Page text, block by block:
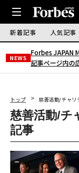
新着記事 人気記事
NEWS
Forbes JAPAN
記事ページ内の
トップ 慈善活動/チャリ
慈善活動/チ
記事